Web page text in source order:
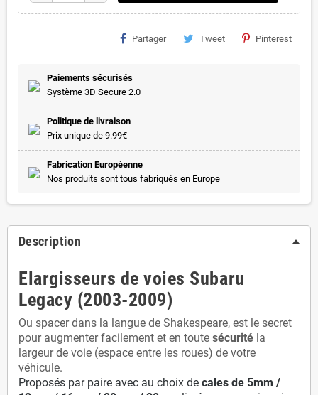
Partager Tweet Pinterest
Paiements sécurisés
Système 3D Secure 2.0
Politique de livraison
Prix unique de 9.99€
Fabrication Européenne
Nos produits sont tous fabriqués en Europe
Description
Elargisseurs de voies Subaru
Legacy (2003-2009)
Ou spacer dans la langue de Shakespeare, est le secret
pour augmenter facilement et en toute sécurité la
largeur de voie (espace entre les roues) de votre
véhicule.
Proposés par paire avec au choix de cales de 5mm /